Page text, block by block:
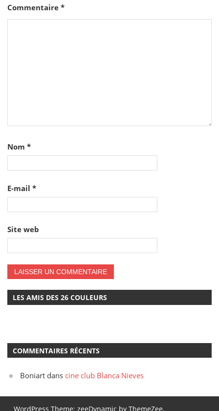
Commentaire *
Nom *
E-mail *
Site web
LES AMIS DES 26 COULEURS
COMMENTAIRES RÉCENTS
Boniartdans cine club Blanca Nieves
WordPress Theme: zeeDynamic by ThemeZee.